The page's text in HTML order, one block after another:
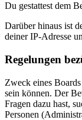
Du gestattest dem
Darüber hinaus ist
deiner IP-Adresse
Regelungen
Zweck eines
sein können. Der
Fragen dazu hast,
Personen